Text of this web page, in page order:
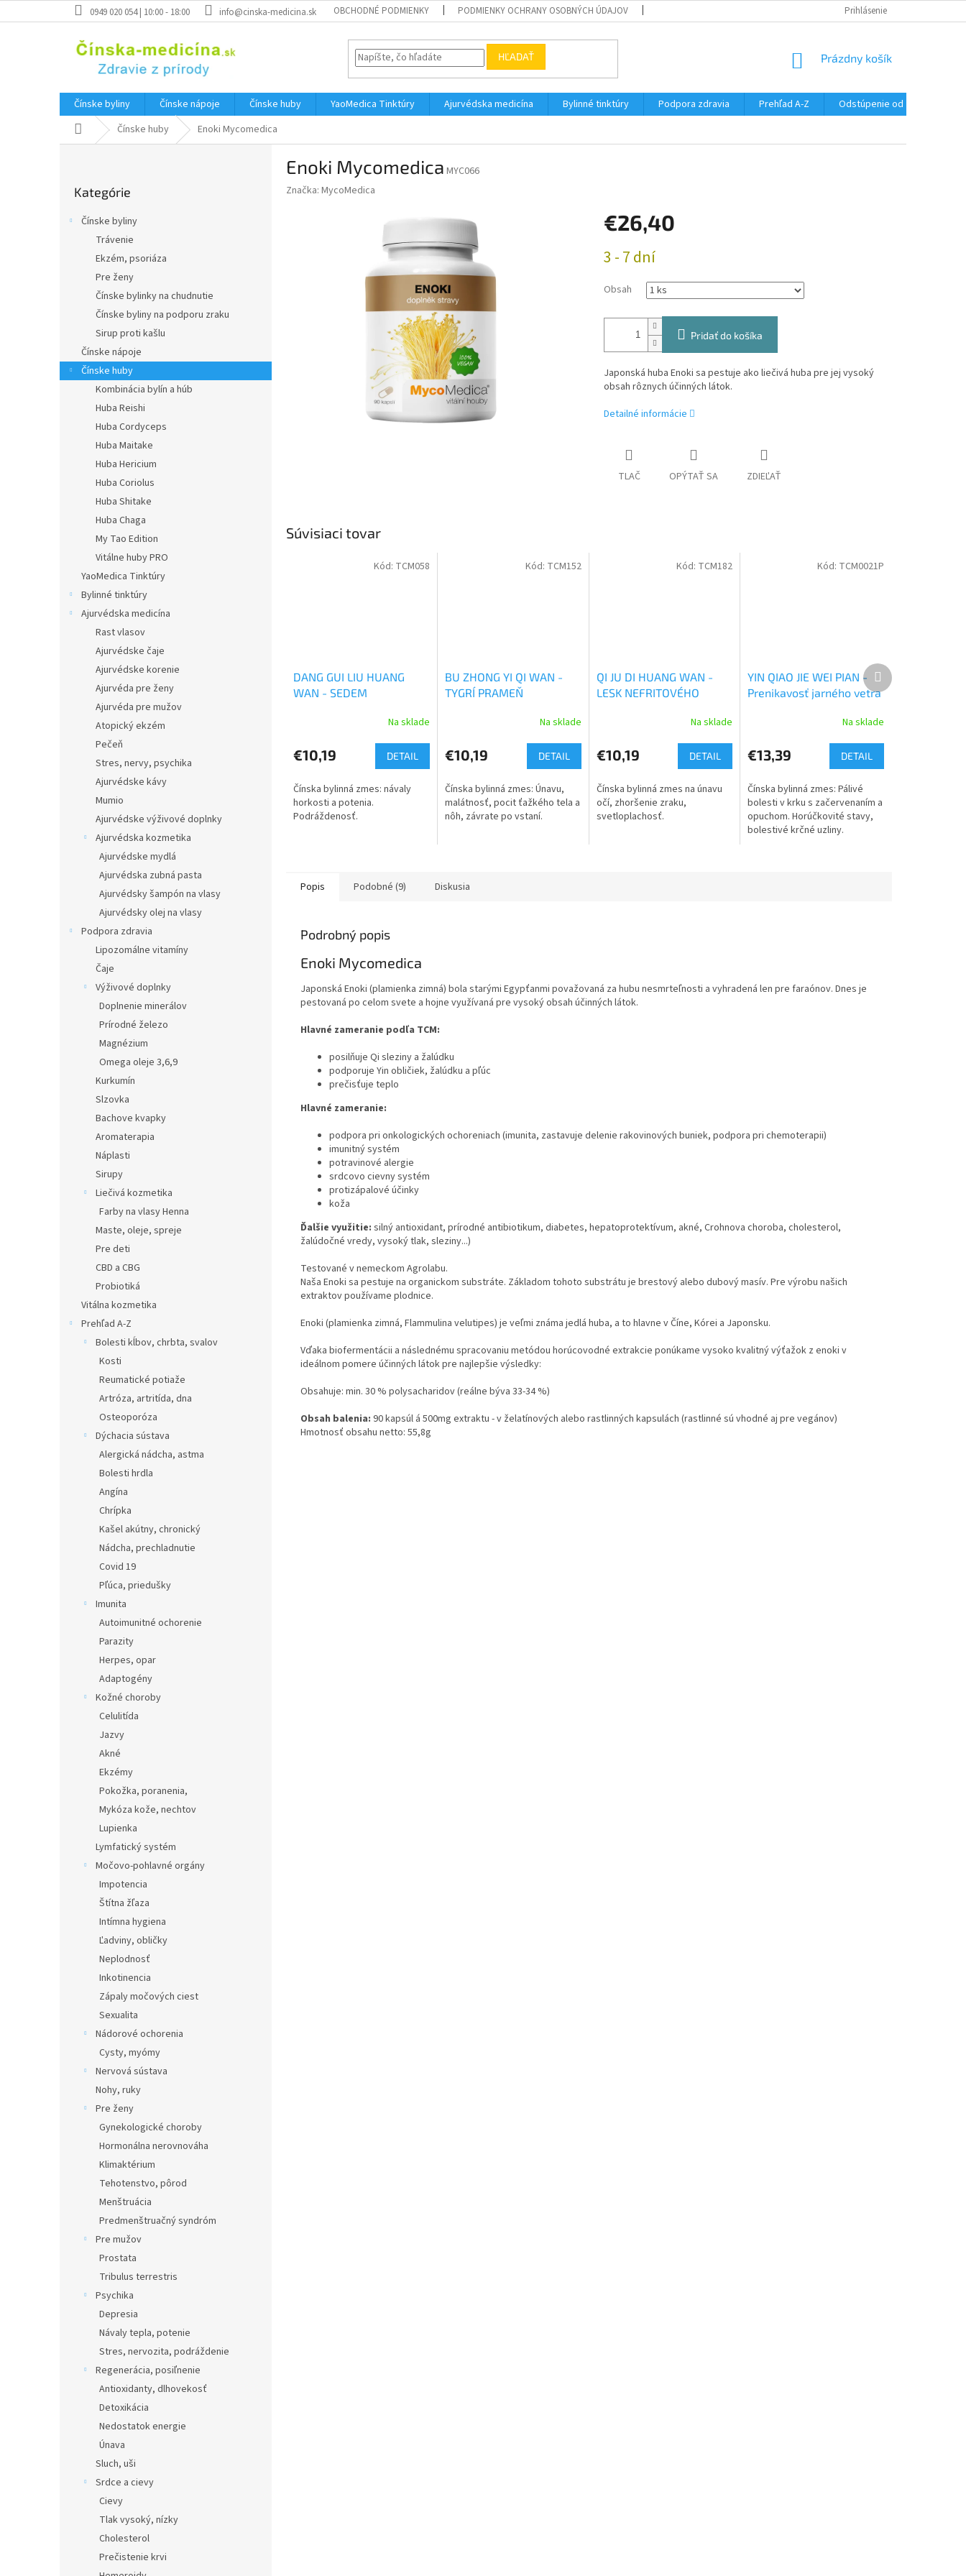
na
0949 020 054 | 10:00 - 18:00 info@cinska-medicina.sk OBCHODNÉ PODMIENKY PODMIENKY OCHRANY OSOBNÝCH ÚDAJOV VŠETKO O NÁKUPE
Prihlásenie
HĽADAŤ
NÁKUPNÝ
Prázdny košík
Čínske byliny Čínske nápoje Čínske huby YaoMedica Tinktúry Ajurvédska medicína Bylinné tinktúry Podpora zdravia Prehľad A-Z Odstúpenie od zmluvy
Domov Čínske huby Enoki Mycomedica
kategórie
Kategórie
Čínske byliny
Trávenie
Ekzém, psoriáza
Pre ženy
Čínske bylinky na chudnutie
Čínske byliny na podporu zraku
Sirup proti kašlu
Čínske nápoje
Čínske huby
Kombinácia bylín a húb
Huba Reishi
Huba Cordyceps
Huba Maitake
Huba Hericium
Huba Coriolus
Huba Shitake
Huba Chaga
My Tao Edition
Vitálne huby PRO
YaoMedica Tinktúry
Bylinné tinktúry
Ajurvédska medicína
Rast vlasov
Ajurvédske čaje
Ajurvédske korenie
Ajurvéda pre ženy
Ajurvéda pre mužov
Atopický ekzém
Pečeň
Stres, nervy, psychika
Ajurvédske kávy
Mumio
Ajurvédske výživové doplnky
Ajurvédska kozmetika
Ajurvédske mydlá
Ajurvédska zubná pasta
Ajurvédsky šampón na vlasy
Ajurvédsky olej na vlasy
Podpora zdravia
Lipozomálne vitamíny
Čaje
Výživové doplnky
Doplnenie minerálov
Prírodné železo
Magnézium
Omega oleje 3,6,9
Kurkumín
Slzovka
Bachove kvapky
Aromaterapia
Náplasti
Sirupy
Liečivá kozmetika
Farby na vlasy Henna
Maste, oleje, spreje
Pre deti
CBD a CBG
Probiotiká
Vitálna kozmetika
Prehľad A-Z
Bolesti kĺbov, chrbta, svalov
Kosti
Reumatické potiaže
Artróza, artritída, dna
Osteoporóza
Dýchacia sústava
Alergická nádcha, astma
Bolesti hrdla
Angína
Chrípka
Kašel akútny, chronický
Nádcha, prechladnutie
Covid 19
Pľúca, priedušky
Imunita
Autoimunitné ochorenie
Parazity
Herpes, opar
Adaptogény
Kožné choroby
Celulitída
Jazvy
Akné
Ekzémy
Pokožka, poranenia,
Mykóza kože, nechtov
Lupienka
Lymfatický systém
Močovo-pohlavné orgány
Impotencia
Štítna žľaza
Intímna hygiena
Ľadviny, obličky
Neplodnosť
Inkotinencia
Zápaly močových ciest
Sexualita
Nádorové ochorenia
Cysty, myómy
Nervová sústava
Nohy, ruky
Pre ženy
Gynekologické choroby
Hormonálna nerovnováha
Klimaktérium
Tehotenstvo, pôrod
Menštruácia
Predmenštruačný syndróm
Pre mužov
Prostata
Tribulus terrestris
Psychika
Depresia
Návaly tepla, potenie
Stres, nervozita, podráždenie
Regenerácia, posiľnenie
Antioxidanty, dlhovekosť
Detoxikácia
Nedostatok energie
Únava
Sluch, uši
Srdce a cievy
Cievy
Tlak vysoký, nízky
Cholesterol
Prečistenie krvi
Enoki Mycomedica MYC066
Značka: MycoMedica
€26,40
cena:
3 - 7 dní
Obsah
Pridať do košíka
Japonská huba Enoki sa pestuje ako liečivá huba pre jej vysoký
obsah rôznych účinných látok.
Detailné informácie
TLAČ OPÝTAŤ SA ZDIEĽAŤ
Súvisiaci tovar
DANG GUI LIU HUANG
WAN - SEDEM
Na sklade
€10,19 DETAIL
Čínska bylinná zmes: návaly
horkosti a potenia.
Podráždenosť.
Kód: TCM058
BU ZHONG YI QI WAN -
TYGRÍ PRAMEŇ
Na sklade
€10,19 DETAIL
Čínska bylinná zmes: Únavu,
malátnosť, pocit ťažkého tela a
nôh, závrate po vstaní.
Kód: TCM152
QI JU DI HUANG WAN -
LESK NEFRITOVÉHO
Na sklade
€10,19 DETAIL
Čínska bylinná zmes na únavu
očí, zhoršenie zraku,
svetloplachosť.
Kód: TCM182
YIN QIAO JIE WEI PIAN -
Prenikavosť jarného vetra
Na sklade
€13,39 DETAIL
Čínska bylinná zmes: Pálivé
bolesti v krku s začervenaním a
opuchom. Horúčkovité stavy,
bolestivé krčné uzliny.
Kód: TCM0021P
Ďalší
produkt
Popis Podobné (9) Diskusia
Podrobný popis
Enoki Mycomedica
Japonská Enoki (plamienka zimná) bola starými Egypťanmi považovaná za hubu nesmrteľnosti a vyhradená len pre faraónov. Dnes je
pestovaná po celom svete a hojne využívaná pre vysoký obsah účinných látok.
Hlavné zameranie podľa TCM:
posilňuje Qi sleziny a žalúdku
podporuje Yin obličiek, žalúdku a pľúc
prečisťuje teplo
Hlavné zameranie:
podpora pri onkologických ochoreniach (imunita, zastavuje delenie rakovinových buniek, podpora pri chemoterapii)
imunitný systém
potravinové alergie
srdcovo cievny systém
protizápalové účinky
koža
Ďalšie využitie: silný antioxidant, prírodné antibiotikum, diabetes, hepatoprotektívum, akné, Crohnova choroba, cholesterol,
žalúdočné vredy, vysoký tlak, sleziny...)
Testované v nemeckom Agrolabu.
Naša Enoki sa pestuje na organickom substráte. Základom tohoto substrátu je brestový alebo dubový masív. Pre výrobu našich
extraktov používame plodnice.
Enoki (plamienka zimná, Flammulina velutipes) je veľmi známa jedlá huba, a to hlavne v Číne, Kórei a Japonsku.
Vďaka biofermentácii a následnému spracovaniu metódou horúcovodné extrakcie ponúkame vysoko kvalitný výťažok z enoki v
ideálnom pomere účinných látok pre najlepšie výsledky:
Obsahuje: min. 30 % polysacharidov (reálne býva 33-34 %)
Obsah balenia: 90 kapsúl á 500mg extraktu - v želatínových alebo rastlinných kapsulách (rastlinné sú vhodné aj pre vegánov)
Hmotnosť obsahu netto: 55,8g